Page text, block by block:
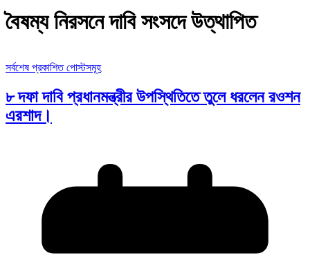
বৈষম্য নিরসনে দাবি সংসদে উত্থাপিত
সর্বশেষ প্রকাশিত পোস্টসমূহ
৮ দফা দাবি প্রধানমন্ত্রীর উপস্থিতিতে তুলে ধরলেন রওশন
এরশাদ।